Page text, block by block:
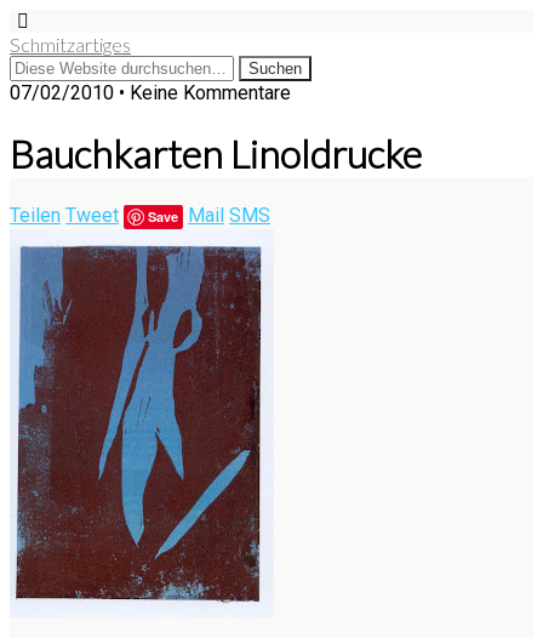
Schmitzartiges
07/02/2010 • Keine Kommentare
Bauchkarten Linoldrucke
Teilen Tweet Save Mail SMS